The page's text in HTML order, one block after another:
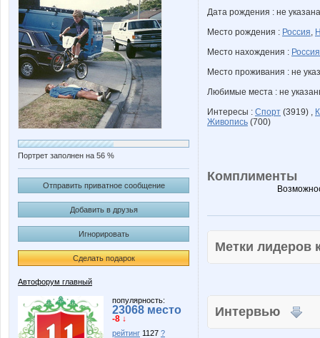
Портрет заполнен на 56 %
Отправить приватное сообщение
Добавить в друзья
Игнорировать
Сделать подарок
Автофорум главный
популярность:
23068 место
-8 ↓
рейтинг 1127 ?
Дата рождения : не указана
Место рождения : Россия,
Место нахождения : Россия
Место проживания : не
Любимые места : не
Интересы : Спорт (3919) ,
Живопись (700)
Комплименты
Метки
Интервью